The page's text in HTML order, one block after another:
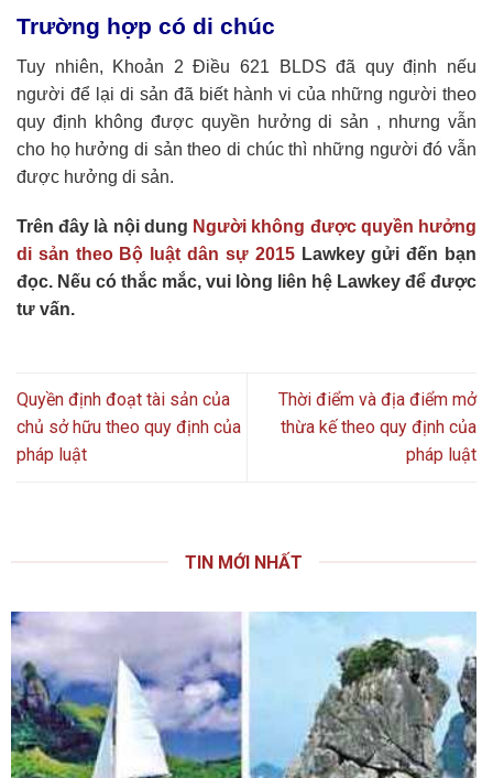
Trường hợp có di chúc
Tuy nhiên, Khoản 2 Điều 621 BLDS đã quy định nếu
người để lại di sản đã biết hành vi của những người theo
quy định không được quyền hưởng di sản , nhưng vẫn
cho họ hưởng di sản theo di chúc thì những người đó vẫn
được hưởng di sản.
Trên đây là nội dung Người không được quyền hưởng
di sản theo Bộ luật dân sự 2015Lawkey gửi đến bạn
đọc. Nếu có thắc mắc, vui lòng liên hệ Lawkey để được
tư vấn.
Quyền định đoạt tài sản của
chủ sở hữu theo quy định của
pháp luật
Thời điểm và địa điểm mở
thừa kế theo quy định của
pháp luật
TIN MỚI NHẤT